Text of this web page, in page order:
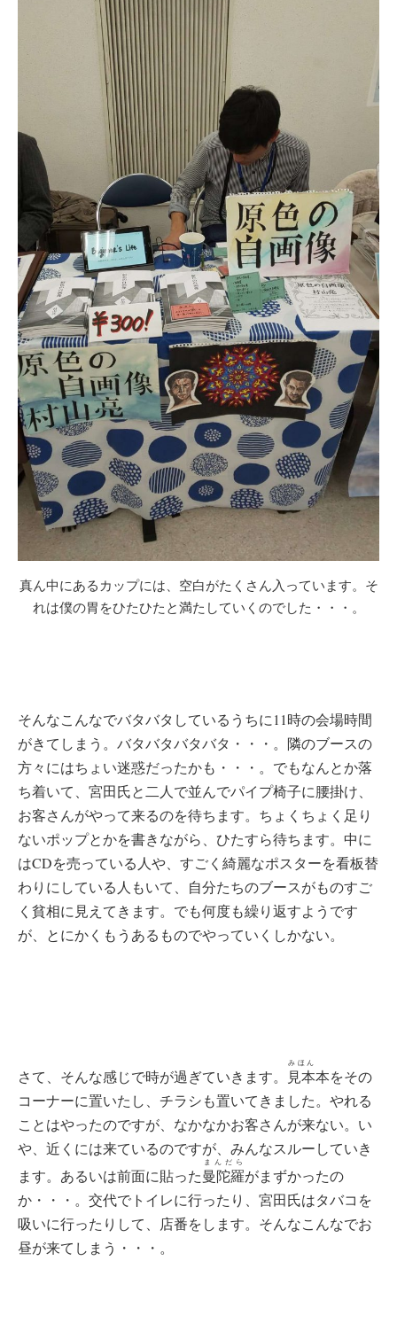
真ん中にあるカップには、空白がたくさん入っています。そ
れは僕の胃をひたひたと満たしていくのでした・・・。
そんなこんなでバタバタしているうちに11時の会場時間
がきてしまう。バタバタバタバタ・・・。隣のブースの
方々にはちょい迷惑だったかも・・・。でもなんとか落
ち着いて、宮田氏と二人で並んでパイプ椅子に腰掛け、
お客さんがやって来るのを待ちます。ちょくちょく足り
ないポップとかを書きながら、ひたすら待ちます。中に
はCDを売っている人や、すごく綺麗なポスターを看板替
わりにしている人もいて、自分たちのブースがものすご
く貧相に見えてきます。でも何度も繰り返すようです
が、とにかくもうあるものでやっていくしかない。
さて、そんな感じで時が過ぎていきます。 見本
みほん
本をその
コーナーに置いたし、チラシも置いてきました。やれる
ことはやったのですが、なかなかお客さんが来ない。い
や、近くには来ているのですが、みんなスルーしていき
ます。あるいは前面に貼った曼陀羅
まんだら
がまずかったの
か・・・。交代でトイレに行ったり、宮田氏はタバコを
吸いに行ったりして、店番をします。そんなこんなでお
昼が来てしまう・・・。